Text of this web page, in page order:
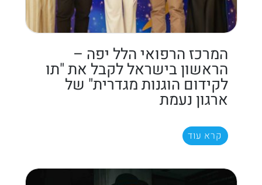
המרכז הרפואי הלל יפה –
הראשון בישראל לקבל את "תו
לקידום הוגנות מגדרית" של
ארגון נעמת
קרא עוד